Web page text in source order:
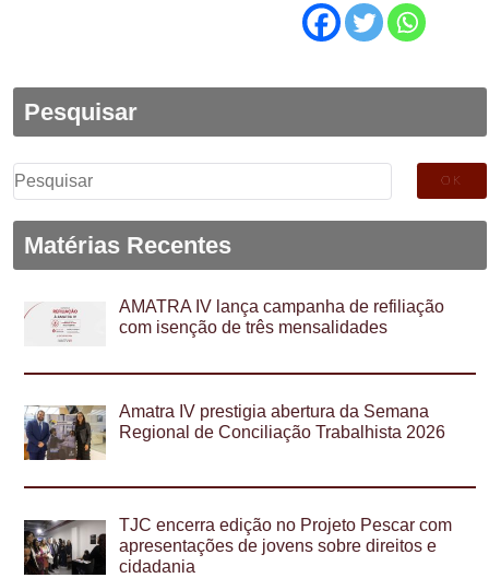
Pesquisar
Pesquisar
por:
Matérias Recentes
AMATRA IV lança campanha de refiliação
com isenção de três mensalidades
Amatra IV prestigia abertura da Semana
Regional de Conciliação Trabalhista 2026
TJC encerra edição no Projeto Pescar com
apresentações de jovens sobre direitos e
cidadania